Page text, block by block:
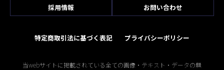
採用情報
お問い合わせ
特定商取引法に基づく表記 プライバシーポリシー
当webサイトに掲載されている全ての画像・テキスト・データの無